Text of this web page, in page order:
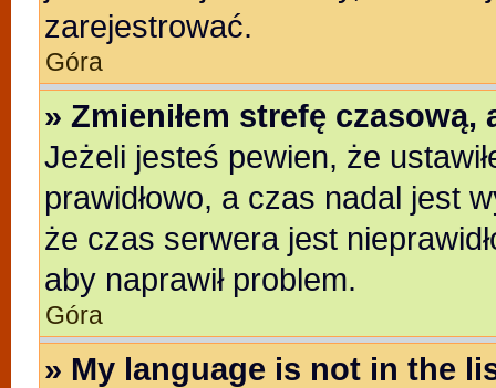
zarejestrować.
Góra
» Zmieniłem strefę
Jeżeli jesteś pewien, że
prawidłowo, a czas nadal jest
że czas serwera jest
aby naprawił problem.
Góra
» My language is not in the